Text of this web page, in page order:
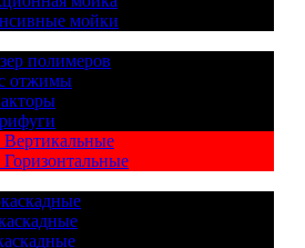
мойки
полимеров
отжимы
Вертикальные
Горизонтальные